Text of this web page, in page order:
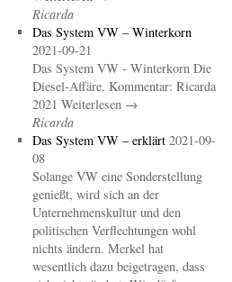
Ricarda
Das System VW – Winterkorn
2021-09-21
Das System VW - Winterkorn Die
Diesel-Affäre. Kommentar: Ricarda
2021 Weiterlesen →
Ricarda
Das System VW – erklärt 2021-09-
08
Solange VW eine Sonderstellung
genießt, wird sich an der
Unternehmenskultur und den
politischen Verflechtungen wohl
nichts ändern. Merkel hat
wesentlich dazu beigetragen, dass